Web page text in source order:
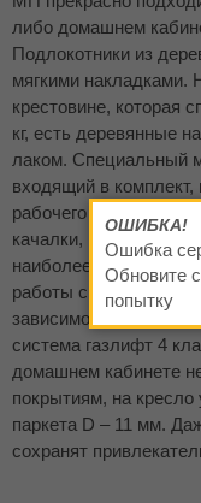
либо домашнем
Подлокотники из
мягкими накладками.
крестовине, которая
кг, есть деревянные
лаком. Специальный
входящий в комплект,
рабочего дня.
качалки, помогая
наиболее
работы сидя. Легко
зависимости от
система газлифт 4
домашнем кабинете
покрытиям, на
паркета D – 11 мм.
сохранят
ОШИБКА!
Ошибка
Обновите
попытку